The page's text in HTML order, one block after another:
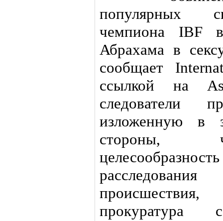
популярных
чемпиона IBF
Абрахама в
сообщает
ссылкой на
следователи
изложенную в
стороны,
прокуратура